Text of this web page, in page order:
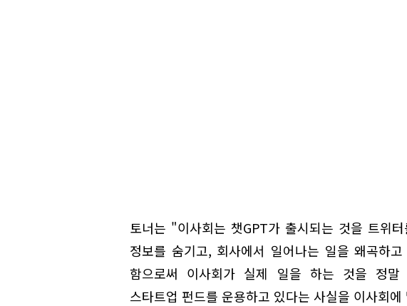
토너는 "이사회는 챗GPT가 출시되는 것을 트위
정보를 숨기고, 회사에서 일어나는 일을 왜곡하
함으로써 이사회가 실제 일을 하는 것을 정말
스타트업 펀드를 운용하고 있다는 사실을 이사회